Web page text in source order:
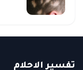
تفسير الاحلام